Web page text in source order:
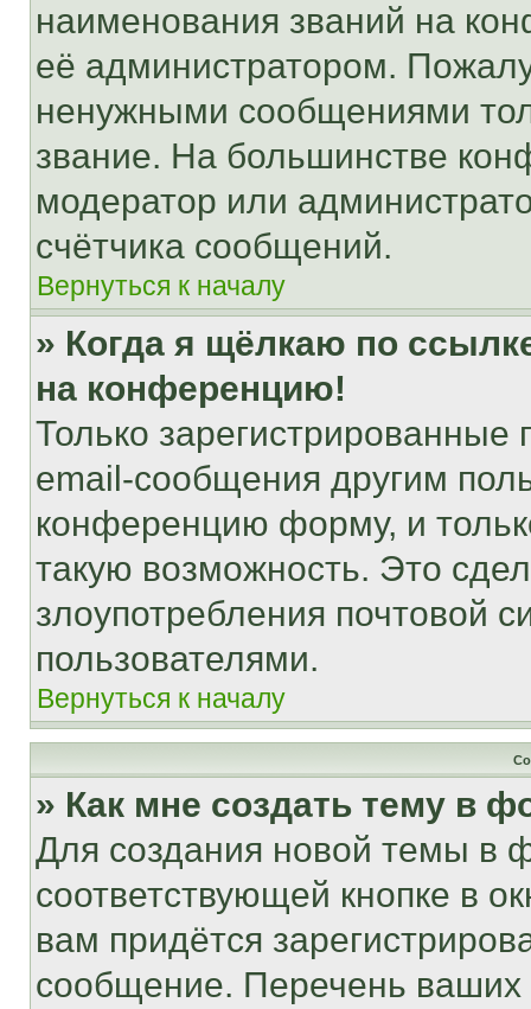
наименования званий на
её администратором.
ненужными сообщениями
звание. На большинстве
модератор или
счётчика сообщений.
Вернуться к началу
» Когда я щёлкаю по
на конференцию!
Только зарегистрированные
email-сообщения другим
конференцию форму, и
такую возможность. Это
злоупотребления почтовой
пользователями.
Вернуться к началу
» Как мне создать тему в
Для создания новой темы в
соответствующей кнопке в
вам придётся
сообщение. Перечень ваших